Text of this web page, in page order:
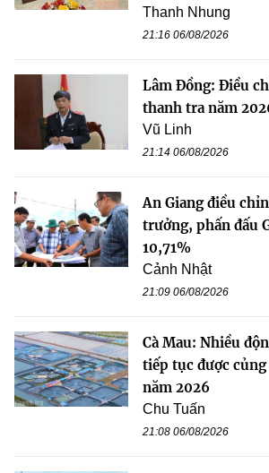
Thanh Nhung
21:16 06/08/2026
Lâm Đồng: Điều
thanh tra năm
Vũ Linh
21:14 06/08/2026
An Giang điều
trưởng, phấn đấu
10,71%
Cảnh Nhật
21:09 06/08/2026
Cà Mau: Nhiều
tiếp tục được củng
năm 2026
Chu Tuấn
21:08 06/08/2026